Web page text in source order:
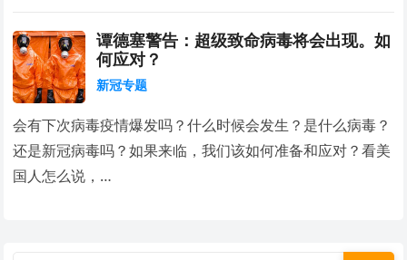
谭德塞警告：超级致命病毒将会出现。如
何应对？
新冠专题
会有下次病毒疫情爆发吗？什么时候会发生？是什么病毒？
还是新冠病毒吗？如果来临，我们该如何准备和应对？看美
国人怎么说，…